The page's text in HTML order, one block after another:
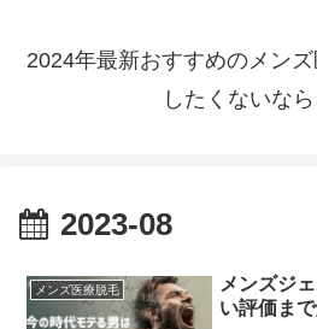
2024年最新おすすめのメン
したくないな
2023-08
メンズ医療脱毛
メンズジ
い評価まで